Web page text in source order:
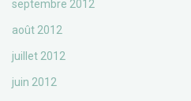
septembre 2012
août 2012
juillet 2012
juin 2012